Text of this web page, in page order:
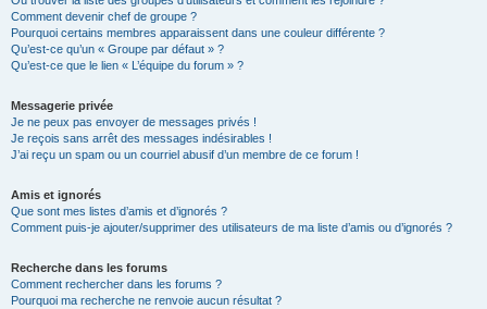
Comment devenir chef de groupe ?
Pourquoi certains membres apparaissent dans une couleur différente ?
Qu’est-ce qu’un « Groupe par défaut » ?
Qu’est-ce que le lien « L’équipe du forum » ?
Messagerie privée
Je ne peux pas envoyer de messages privés !
Je reçois sans arrêt des messages indésirables !
J’ai reçu un spam ou un courriel abusif d’un membre de ce forum !
Amis et ignorés
Que sont mes listes d’amis et d’ignorés ?
Comment puis-je ajouter/supprimer des utilisateurs de ma liste d’amis ou d’ignorés ?
Recherche dans les forums
Comment rechercher dans les forums ?
Pourquoi ma recherche ne renvoie aucun résultat ?